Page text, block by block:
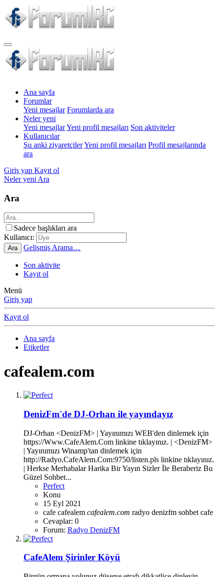
Ana sayfa
Forumlar
Yeni mesajlar Forumlarda ara
Neler yeni
Yeni mesajlarYeni profil mesajları Son aktiviteler
Kullanıcılar
Şu anki ziyaretçilerYeni profil mesajları Profil mesajlarında
ara
Giriş yap Kayıt ol
Neler yeni Ara
Ara
Sadece başlıkları ara
Kullanıcı:
Ara Gelişmiş Arama…
Son aktivite
Kayıt ol
Menü
Giriş yap
Kayıt ol
Ana sayfa
Etiketler
cafealem.com
DenizFm'de DJ-Orhan ile yayındayız
DJ-Orhan <DenizFM> | Yayınımızı WEB'den dinlemek için
https://Www.CafeAlem.Com linkine tıklayınız. | <DenizFM>
| Yayınımızı Winamp'tan dinlemek için
http://Radyo.CafeAlem.Com:9750/listen.pls linkine tıklayınız.
| Herkse Merhabalar Harika Bir Yayın Sizler İle Beraberiz Bu
Güzel Sohbet...
Perfect
Konu
15 Eyl 2021
cafe cafealem cafealem.com radyo denizfm sohbet cafe
Cevaplar: 0
Forum: Radyo DenizFM
CafeAlem Şirinler Köyü